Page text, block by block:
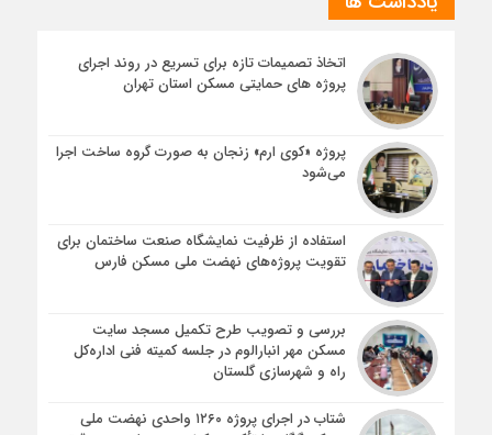
اتخاذ تصمیمات تازه برای تسریع در روند اجرای
پروژه های حمایتی مسکن استان تهران
پروژه «کوی ارم» زنجان به صورت گروه ساخت اجرا
می‌شود
استفاده از ظرفیت نمایشگاه صنعت ساختمان برای
تقویت پروژه‌های نهضت ملی مسکن فارس
بررسی و تصویب طرح تکمیل مسجد سایت
مسکن مهر انبارالوم در جلسه کمیته فنی اداره‌کل
راه و شهرسازی گلستان
شتاب در اجرای پروژه ۱۲۶۰ واحدی نهضت ملی